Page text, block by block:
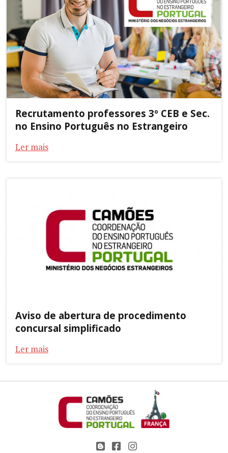
Recrutamento professores 3º CEB e Sec.
no Ensino Português no Estrangeiro
Ler mais
Aviso de abertura de procedimento
concursal simplificado
Ler mais